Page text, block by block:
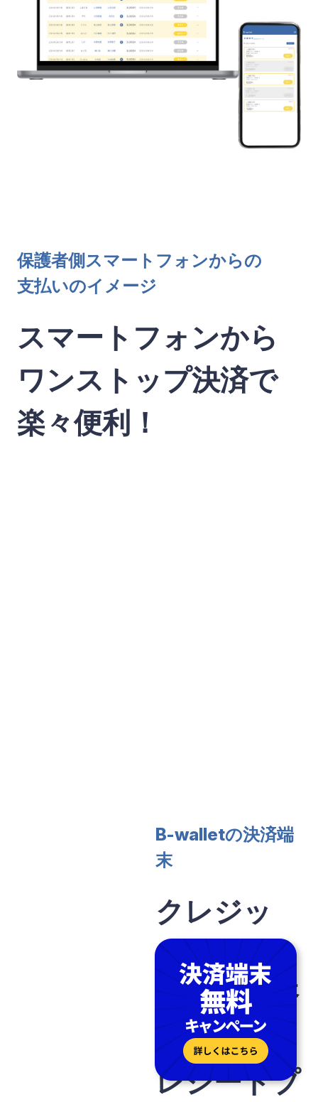
保護者側スマートフォンからの
支払いのイメージ
スマートフォンから
ワンストップ決済で
楽々便利！
B-walletの決済端
末
クレジッ
トカード、
コード決済
対応。
レシートプ